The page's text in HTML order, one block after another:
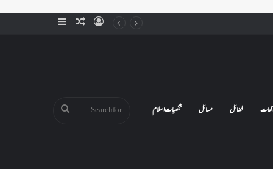
SidebarRandomLog
فضائل مسائل شخصیات اسلام Search